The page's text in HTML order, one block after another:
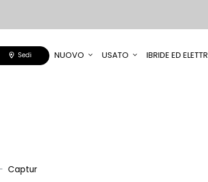
Sedi NUOVO USATO IBRIDE ED
Captur